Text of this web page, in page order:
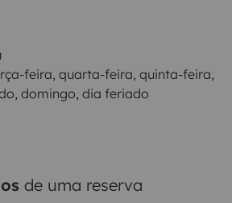
feira, quarta-feira, quinta-feira,
domingo, dia feriado
de uma reserva